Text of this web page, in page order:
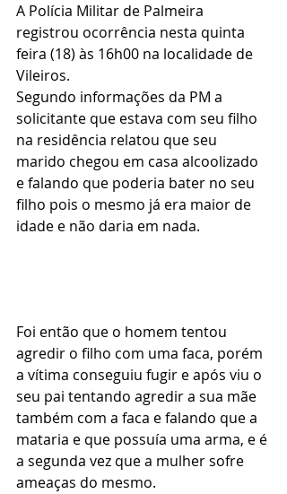
A Polícia Militar de Palmeira
registrou ocorrência nesta quinta
feira (18) às 16h00 na localidade de
Vileiros.
Segundo informações da PM a
solicitante que estava com seu filho
na residência relatou que seu
marido chegou em casa alcoolizado
e falando que poderia bater no seu
filho pois o mesmo já era maior de
idade e não daria em nada.
Foi então que o homem tentou
agredir o filho com uma faca, porém
a vítima conseguiu fugir e após viu o
seu pai tentando agredir a sua mãe
também com a faca e falando que a
mataria e que possuía uma arma, e é
a segunda vez que a mulher sofre
ameaças do mesmo.